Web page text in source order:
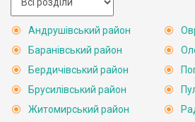
Андрушівський район
Баранівський район
Бердичівський район
Брусилівський район
Житомирський район